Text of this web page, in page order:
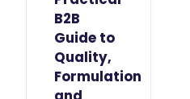
B2B
Guide to
Quality,
Formulation